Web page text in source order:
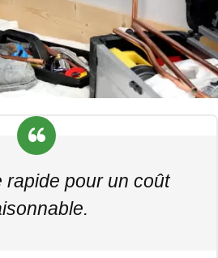
rapide pour un coût